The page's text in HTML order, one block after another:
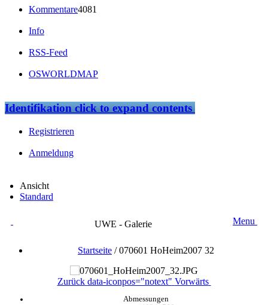
Kommentare4081
Info
RSS-Feed
OSWORLDMAP
Identifikationclick to expand contents
Registrieren
Anmeldung
Ansicht
Standard
UWE - Galerie Menu
Startseite /070601 HoHeim2007 32
Zurück data-iconpos="notext" Vorwärts
Abmessungen